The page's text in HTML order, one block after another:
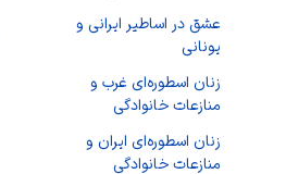
عشق در اساطیر ایرانی و
یونانی
زنان اسطوره‌ای غرب و
منازعات خانوادگی
زنان اسطوره‌ای ایران و
منازعات خانوادگی